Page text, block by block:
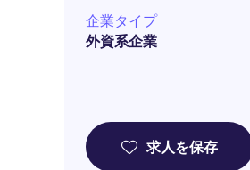
企業タイプ
外資系企業
求人を保存